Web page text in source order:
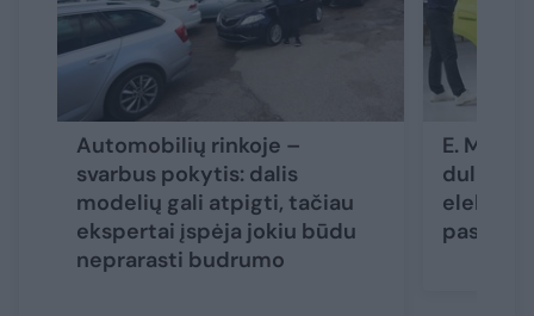
Automobilių rinkoje –
svarbus pokytis: dalis
modelių gali atpigti, tačiau
ekspertai įspėja jokiu būdu
neprarasti budrumo
E.
dulkes